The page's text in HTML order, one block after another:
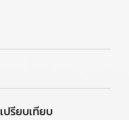
เปรียบเทียบ